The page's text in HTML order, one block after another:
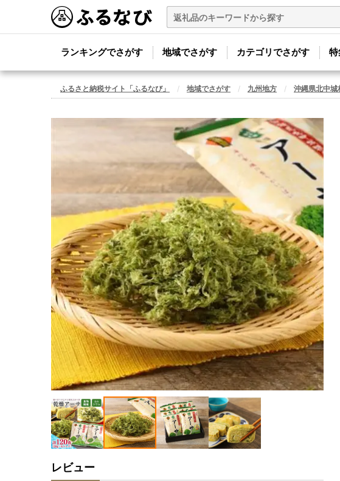
ランキングでさがす 地域でさがす カテゴリでさがす
ふるさと納税サイト「ふるなび」 地域でさがす 九州地方 沖縄県北中城
レビュー